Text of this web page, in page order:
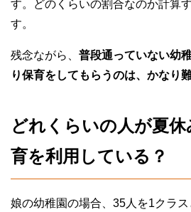
す。どのくらいの割合なのか計算
す。
残念ながら、 普段通っていない幼
り保育をしてもらうのは、かなり
どれくらいの人が夏
育を利用している？
娘の幼稚園の場合、35人を1クラ